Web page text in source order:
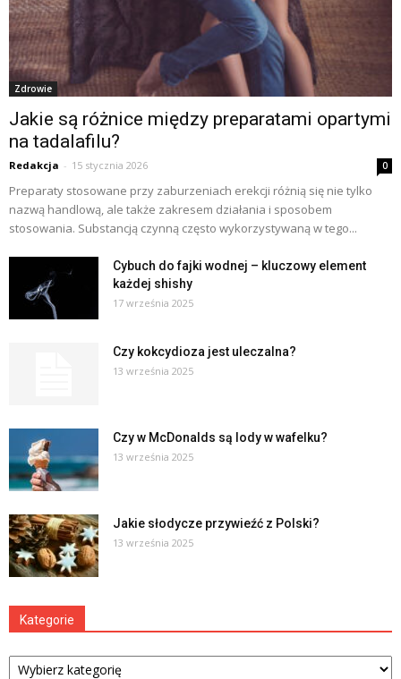
Zdrowie
Jakie są różnice między preparatami opartymi
na tadalafilu?
Redakcja - 15 stycznia 2026 0
Preparaty stosowane przy zaburzeniach erekcji różnią się nie tylko
nazwą handlową, ale także zakresem działania i sposobem
stosowania. Substancją czynną często wykorzystywaną w tego...
Cybuch do fajki wodnej – kluczowy element
każdej shishy
17 września 2025
Czy kokcydioza jest uleczalna?
13 września 2025
Czy w McDonalds są lody w wafelku?
13 września 2025
Jakie słodycze przywieźć z Polski?
13 września 2025
Kategorie
Kategorie